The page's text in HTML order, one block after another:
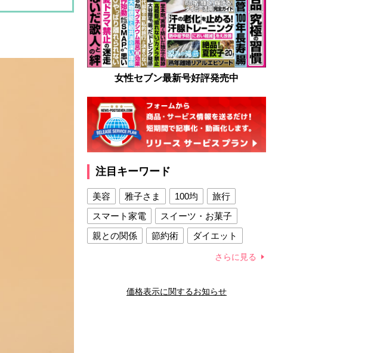
女性セブン最新号好評発売中
注目キーワード
美容 雅子さま 100均
旅行
スマート家電
スイーツ・お菓子
親との関係
節約術
ダイエット
夫との関係
新津春子 どか食い
さらに見る
価格表示に関するお知らせ